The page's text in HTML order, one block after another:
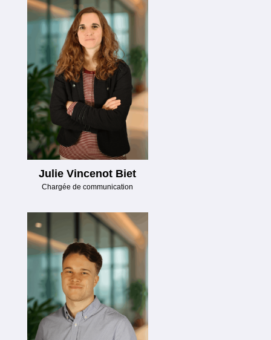
Julie Vincenot Biet
Chargée de communication